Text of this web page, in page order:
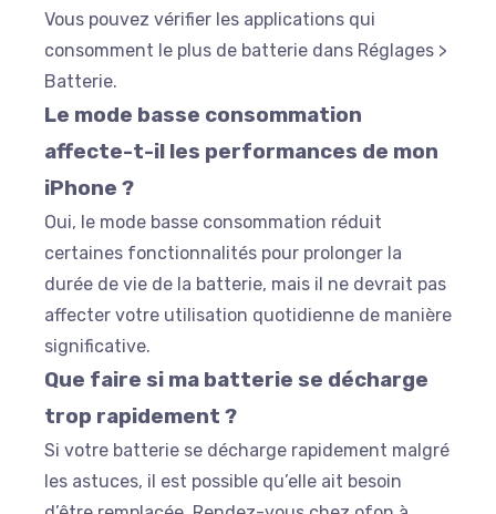
Vous pouvez vérifier les applications qui
consomment le plus de batterie dans Réglages >
Batterie.
Le mode basse consommation
affecte-t-il les performances de mon
iPhone ?
Oui, le mode basse consommation réduit
certaines fonctionnalités pour prolonger la
durée de vie de la batterie, mais il ne devrait pas
affecter votre utilisation quotidienne de manière
significative.
Que faire si ma batterie se décharge
trop rapidement ?
Si votre batterie se décharge rapidement malgré
les astuces, il est possible qu’elle ait besoin